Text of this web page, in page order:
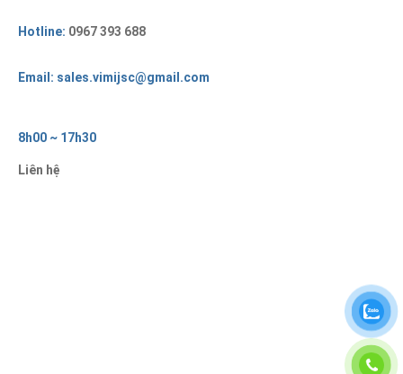
Hotline: 0967 393 688
Email: sales.vimijsc@gmail.com
8h00 ~ 17h30
Liên hệ